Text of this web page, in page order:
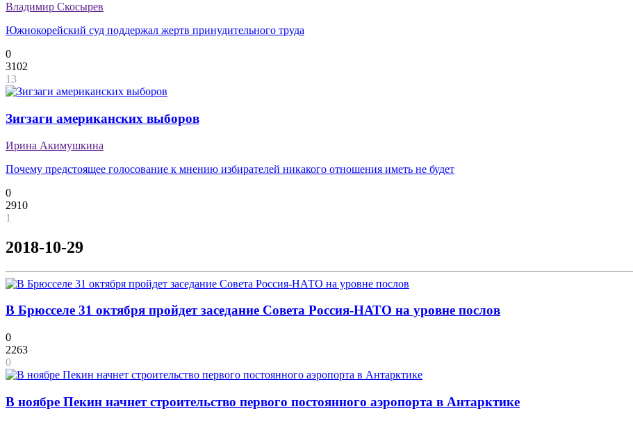
Владимир Скосырев
Южнокорейский суд поддержал жертв принудительного труда
0
3102
13
Зигзаги американских выборов
Ирина Акимушкина
Почему предстоящее голосование к мнению избирателей никакого отношения иметь не будет
0
2910
1
2018-10-29
В Брюсселе 31 октября пройдет заседание Совета Россия-НАТО на уровне послов
0
2263
0
В ноябре Пекин начнет строительство первого постоянного аэропорта в Антарктике